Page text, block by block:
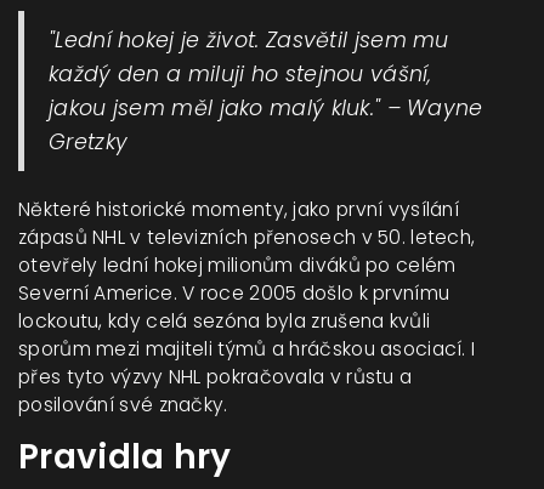
"Lední hokej je život. Zasvětil jsem mu
každý den a miluji ho stejnou vášní,
jakou jsem měl jako malý kluk." – Wayne
Gretzky
Některé historické momenty, jako první vysílání
zápasů NHL v televizních přenosech v 50. letech,
otevřely lední hokej milionům diváků po celém
Severní Americe. V roce 2005 došlo k prvnímu
lockoutu, kdy celá sezóna byla zrušena kvůli
sporům mezi majiteli týmů a hráčskou asociací. I
přes tyto výzvy NHL pokračovala v růstu a
posilování své značky.
Pravidla hry